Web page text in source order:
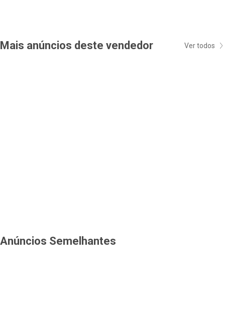
Mais anúncios deste vendedor Ver todos
Anúncios Semelhantes